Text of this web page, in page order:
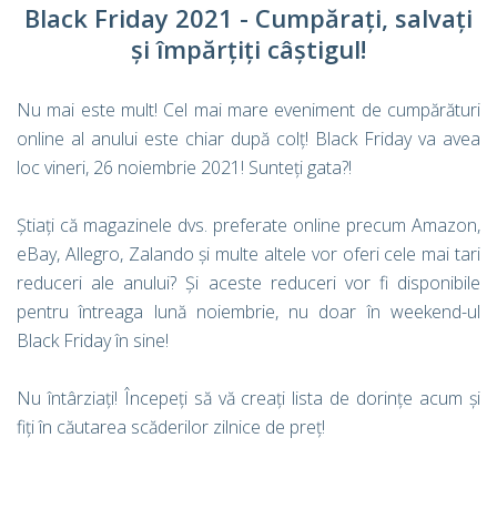
Black Friday 2021 - Cumpărați, salvați
și împărțiți câștigul!
Nu mai este mult! Cel mai mare eveniment de cumpărături
online al anului este chiar după colț! Black Friday va avea
loc vineri, 26 noiembrie 2021! Sunteți gata?!
Știați că magazinele dvs. preferate online precum Amazon,
eBay, Allegro, Zalando și multe altele vor oferi cele mai tari
reduceri ale anului? Și aceste reduceri vor fi disponibile
pentru întreaga lună noiembrie, nu doar în weekend-ul
Black Friday în sine!
Nu întârziați! Începeți să vă creați lista de dorințe acum și
fiți în căutarea scăderilor zilnice de preț!